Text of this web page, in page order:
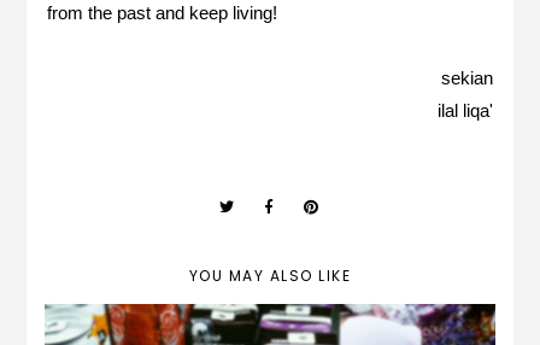
from the past and keep living!
sekian
ilal liqa'
YOU MAY ALSO LIKE